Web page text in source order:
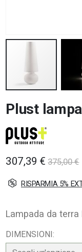
all'inizio
della
galleria
di
Plust
307,39 € 375,00 €
RISPARMIA 5%
Lampada da terra
DIMENSIONI